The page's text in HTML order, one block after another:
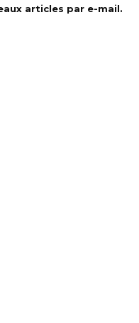
articles par e-mail.